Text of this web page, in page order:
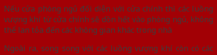
Nếu cửa phòng ngủ đối diện với cửa chính thì các luồng
vượng khí từ cửa chính sẽ dồn hết vào phòng ngủ, không
thể lan tỏa đến các không gian khác trong nhà
Ngoài ra, song song với các luồng vượng khí còn có các